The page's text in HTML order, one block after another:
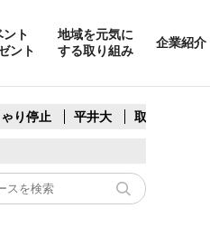
ント
ント
地域を元気に
する取り組み
企業紹介
り停止 平井大 取水制限